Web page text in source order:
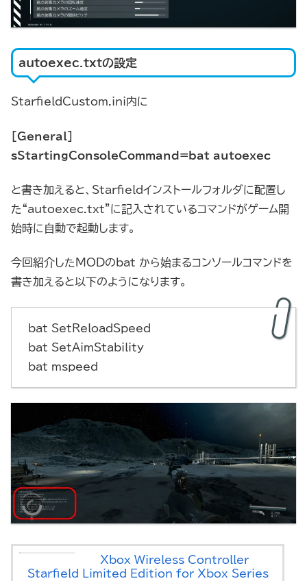
autoexec.txtの設定
StarfieldCustom.ini内に
[General]
sStartingConsoleCommand=bat autoexec
と書き加えると、Starfieldインストールフォルダに配置し
た“autoexec.txt”に記入されているコマンドがゲーム開
始時に自動で起動します。
今回紹介したMODのbat から始まるコンソールコマンドを
書き加えると以下のようになります。
bat SetReloadSpeed
bat SetAimStability
bat mspeed
Xbox Wireless Controller –
Starfield Limited Edition for Xbox Series